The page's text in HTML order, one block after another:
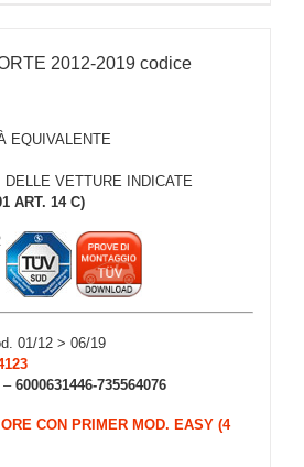
2012-2019 codice
EQUIVALENTE
VETTURE INDICATE
ART. 14 C)
01/12 > 06/19
– 6000631446-735564076
CON PRIMER MOD. EASY (4